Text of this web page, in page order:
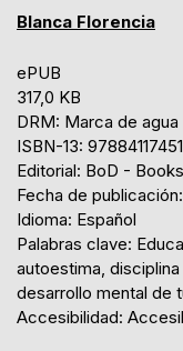
Blanca Florencia
ePUB
317,0 KB
DRM: Marca de agua
ISBN-13:
Editorial: BoD -
Fecha de
Idioma: Español
Palabras clave:
autoestima,
desarrollo mental de
Accesibilidad: